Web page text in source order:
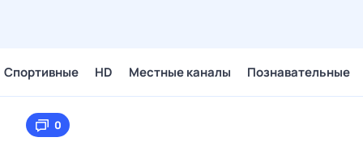
Спортивные HD Местные каналы Познавательные
0